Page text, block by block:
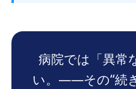
病院では「異常
い。——その“続